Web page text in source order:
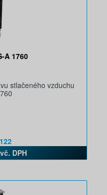
A 1760
stlačeného vzduchu
DPH